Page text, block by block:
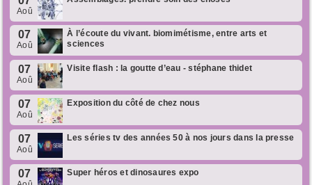
Aoû
07
Aoû
À l’écoute du vivant. biomimétisme, entre arts et
sciences
07
Aoû
Visite flash : la goutte d’eau - stéphane thidet
07
Aoû
Exposition du côté de chez nous
07
Aoû
Les séries tv des années 50 à nos jours dans la presse
07 Super héros et dinosaures expo